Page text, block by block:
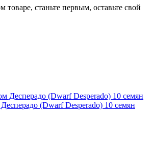
товаре, станьте первым, оставьте свой
(Dwarf Desperado) 10 семян